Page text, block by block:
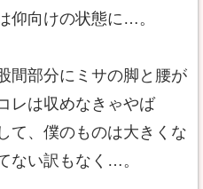
仰向けの状態に…。
間部分にミサの脚と腰が
レは収めなきゃやば
て、僕のものは大きくな
ない訳もなく…。